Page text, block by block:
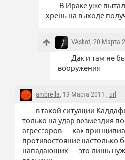
В Ираке уже
хрень на выходе
VAshot, 20 Марта
Дак и там не
вооружения
ambrella, 19 Марта 2011 , url
в такой ситуации
только на удар возмездия
агрессоров — как
противостояние
нападающих — это лишь